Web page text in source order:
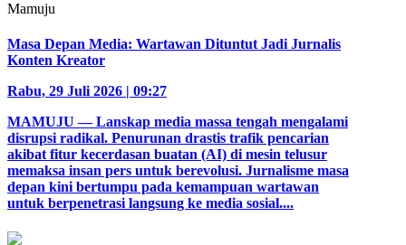
Mamuju
Masa Depan Media: Wartawan Dituntut Jadi Jurnalis
Konten Kreator
Rabu, 29 Juli 2026 | 09:27
MAMUJU — Lanskap media massa tengah mengalami
disrupsi radikal. Penurunan drastis trafik pencarian
akibat fitur kecerdasan buatan (AI) di mesin telusur
memaksa insan pers untuk berevolusi. Jurnalisme masa
depan kini bertumpu pada kemampuan wartawan
untuk berpenetrasi langsung ke media sosial....